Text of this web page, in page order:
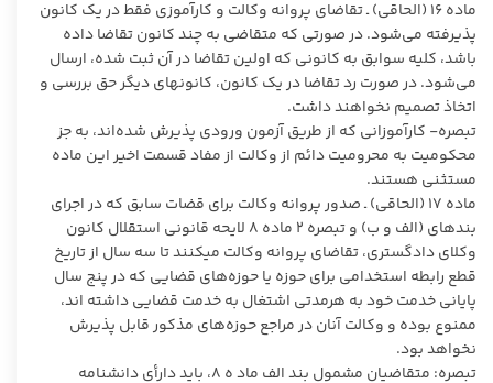
ماده ۱۶ (الحاقی) ـ تقاضای پروانه وکالت و کارآموزی فقط در یک کانون
پذیرفته می‌شود. در صورتی که متقاضی به چند کانون تقاضا داده
باشد، کلیه سوابق به کانونی که اولین تقاضا در آن ثبت شده، ارسال
می‌شود. در صورت رد تقاضا در یک کانون، کانونهای دیگر حق بررسی و
اتخاذ تصمیم نخواهند داشت.
تبصره- کارآموزانی که از طریق آزمون ورودی پذیرش شده‌اند، به جز
محکومیت به محرومیت دائم از وکالت از مفاد قسمت اخیر این ماده
مستثنی هستند.
ماده ۱۷ (الحاقی) ـ صدور پروانه وکالت برای قضات سابق که در اجرای
بندهای (الف و ب) و تبصره ۲ ماده ۸ لایحه قانونی استقلال کانون
وکلای دادگستری، تقاضای پروانه وکالت میکنند تا سه سال از تاریخ
قطع رابطه استخدامی برای حوزه یا حوزه‌های قضایی که در پنج سال
پایانی خدمت خود به هرمدتی اشتغال به خدمت قضایی داشته اند،
ممنوع بوده و وکالت آنان در مراجع حوزه‌های مذکور قابل پذیرش
نخواهد بود.
تبصره: متقاضیان مشمول بند الف ماد ه ۸، باید دارأی دانشنامه